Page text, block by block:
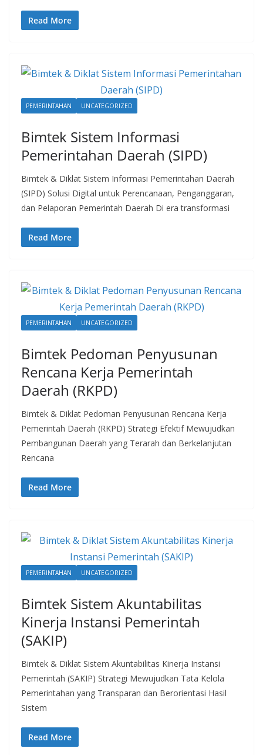
Read More
PEMERINTAHAN UNCATEGORIZED
Bimtek Sistem Informasi
Pemerintahan Daerah (SIPD)
Bimtek & Diklat Sistem Informasi Pemerintahan Daerah
(SIPD) Solusi Digital untuk Perencanaan, Penganggaran,
dan Pelaporan Pemerintah Daerah Di era transformasi
Read More
PEMERINTAHAN UNCATEGORIZED
Bimtek Pedoman Penyusunan
Rencana Kerja Pemerintah
Daerah (RKPD)
Bimtek & Diklat Pedoman Penyusunan Rencana Kerja
Pemerintah Daerah (RKPD) Strategi Efektif Mewujudkan
Pembangunan Daerah yang Terarah dan Berkelanjutan
Rencana
Read More
PEMERINTAHAN UNCATEGORIZED
Bimtek Sistem Akuntabilitas
Kinerja Instansi Pemerintah
(SAKIP)
Bimtek & Diklat Sistem Akuntabilitas Kinerja Instansi
Pemerintah (SAKIP) Strategi Mewujudkan Tata Kelola
Pemerintahan yang Transparan dan Berorientasi Hasil
Sistem
Read More